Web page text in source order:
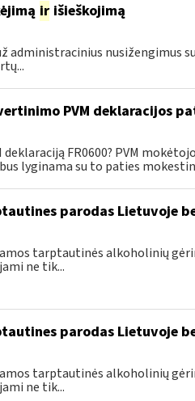
irišieškojimą
administracinius nusižengimus
PVM deklaracijos
FR0600? PVM
lyginama su to paties
parodas Lietuvoje
tarptautinės alkoholinių
ne tik...
parodas Lietuvoje
tarptautinės alkoholinių
ne tik...